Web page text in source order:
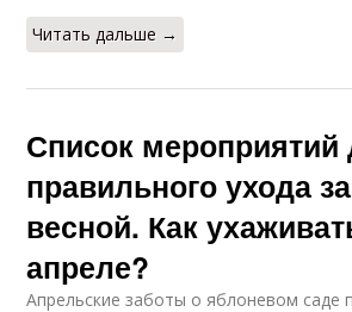
Читать дальше →
Список мероприятий
правильного ухода
весной. Как
апреле?
Апрельские заботы о яблоневом саде